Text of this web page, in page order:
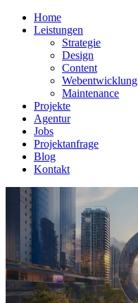
Home
Leistungen
Strategie
Design
Content
Webentwicklung
Maintenance
Projekte
Agentur
Jobs
Projektanfrage
Blog
Kontakt